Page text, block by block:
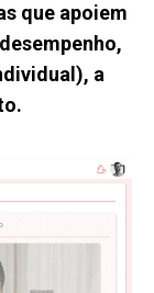
que apoiem
a